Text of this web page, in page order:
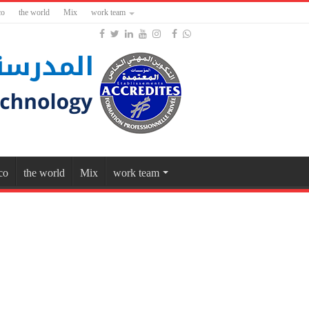
the world Mix work team
the world Mix work team